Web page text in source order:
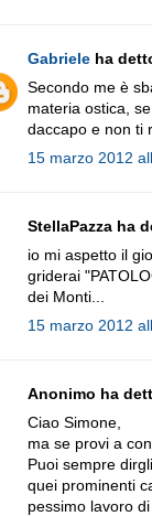
Gabriele ha
Secondo me è
materia ostica,
daccapo e non ti
15 marzo 2012
StellaPazza ha
io mi aspetto il
griderai
dei Monti...
15 marzo 2012
Anonimo ha
Ciao Simone,
ma se provi a
Puoi sempre
quei prominenti
pessimo lavoro